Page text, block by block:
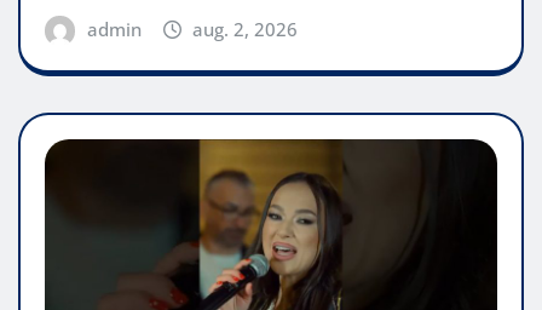
admin aug. 2, 2026